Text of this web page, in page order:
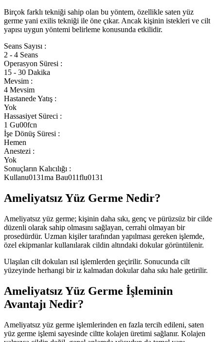
Birçok farklı tekniği sahip olan bu yöntem, özellikle saten yüz
germe yani exilis tekniği ile öne çıkar. Ancak kişinin istekleri ve cilt
yapısı uygun yöntemi belirleme konusunda etkilidir.
Seans Sayısı :
2 - 4 Seans
Operasyon Süresi :
15 - 30 Dakika
Mevsim :
4 Mevsim
Hastanede Yatış :
Yok
Hassasiyet Süreci :
1 Gu00fcn
İşe Dönüş Süresi :
Hemen
Anestezi :
Yok
Sonuçların Kalıcılığı :
Kullanu0131ma Bau011flu0131
Ameliyatsız Yüz Germe Nedir?
Ameliyatsız yüz germe; kişinin daha sıkı, genç ve pürüzsüz bir cilde
düzenli olarak sahip olmasını sağlayan, cerrahi olmayan bir
prosedürdür. Uzman kişiler tarafından yapılması gereken işlemde,
özel ekipmanlar kullanılarak cildin altındaki dokular görüntülenir.
Ulaşılan cilt dokuları ısıl işlemlerden geçirilir. Sonucunda cilt
yüzeyinde herhangi bir iz kalmadan dokular daha sıkı hale getirilir.
Ameliyatsız Yüz Germe İşleminin
Avantajı Nedir?
Ameliyatsız yüz germe işlemlerinden en fazla tercih edileni, saten
yüz germe işlemi sayesinde ciltte kolajen üretimi sağlanır. Kolajen